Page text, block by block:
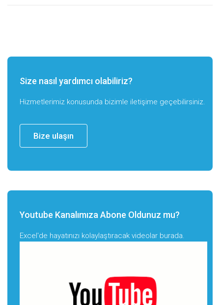
Size nasıl yardımcı olabiliriz?
Hizmetlerimiz konusunda bizimle iletişime geçebilirsiniz.
Bize ulaşın
Youtube Kanalımıza Abone Oldunuz mu?
Excel'de hayatınızı kolaylaştıracak videolar burada.